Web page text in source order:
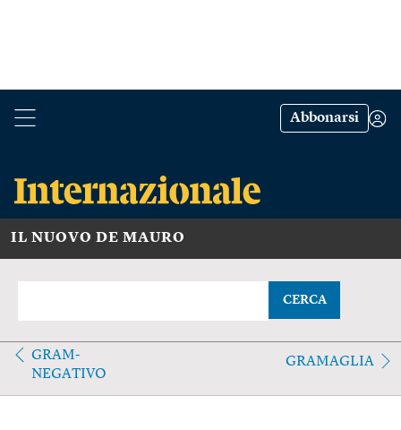
Abbonarsi
IL NUOVO DE MAURO
CERCA
GRAM-
NEGATIVO
GRAMAGLIA